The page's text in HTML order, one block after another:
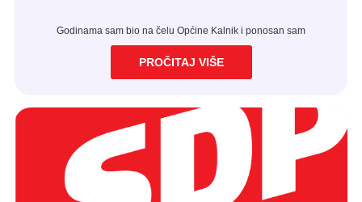
Godinama sam bio na čelu Općine Kalnik i ponosan sam
PROČITAJ VIŠE